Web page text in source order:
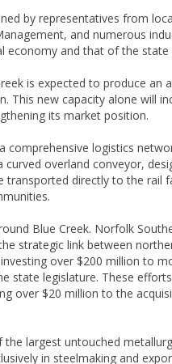
by representatives from
and numerous
economy and that of the state
is expected to produce
new capacity alone will
its market position.
logistics
overland conveyor,
directly to the rail
Blue Creek. Norfolk
strategic link between
over $200 million to
state legislature. These
over $20 million to the
largest untouched
in steelmaking and